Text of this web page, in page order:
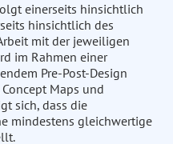
einerseits hinsichtlich
hinsichtlich des
mit der jeweiligen
im Rahmen einer
Pre-Post-Design
Maps und
sich, dass die
mindestens gleichwertige